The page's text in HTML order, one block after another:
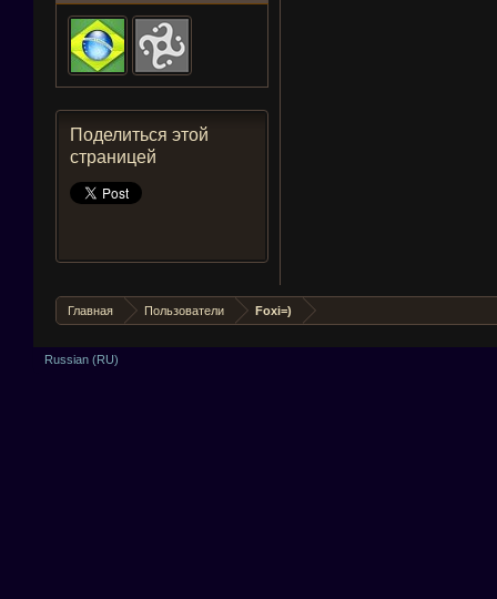
Поделиться этой
страницей
Главная Пользователи Foxi=)
Russian (RU)